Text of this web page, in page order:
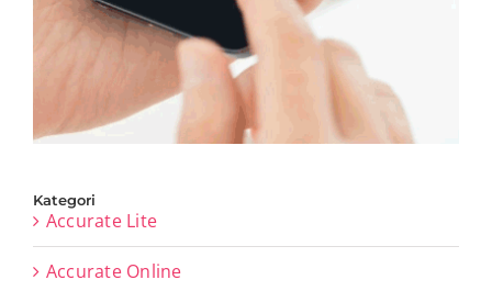
Kategori
Accurate Lite
Accurate Online